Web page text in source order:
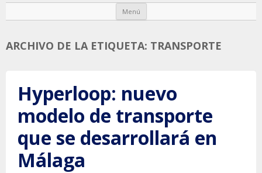
Menú Saltar al contenido
ARCHIVO DE LA ETIQUETA: TRANSPORTE
Hyperloop: nuevo
modelo de transporte
que se desarrollará en
Málaga